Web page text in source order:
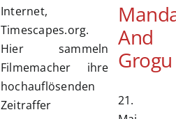
Internet,
Timescapes.org.
Hier sammeln
Filmemacher ihre
hochauflösenden
Zeitraffer
And
Grogu
21.